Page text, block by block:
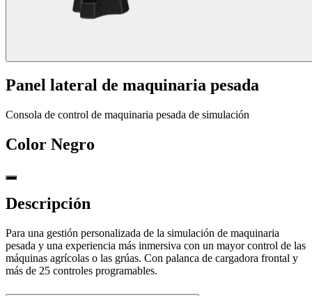
Panel lateral de maquinaria pesada
Consola de control de maquinaria pesada de simulación
Color Negro
Descripción
Para una gestión personalizada de la simulación de maquinaria
pesada y una experiencia más inmersiva con un mayor control de las
máquinas agrícolas o las grúas. Con palanca de cargadora frontal y
más de 25 controles programables.